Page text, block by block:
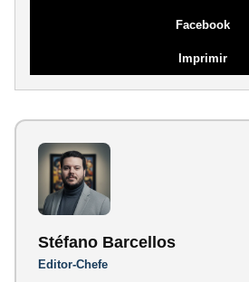
Facebook
Imprimir
Stéfano Barcellos
Editor-Chefe